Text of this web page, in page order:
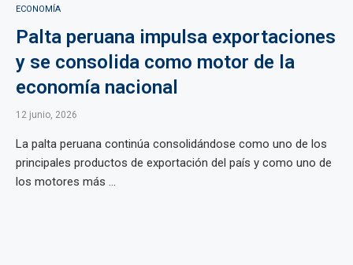
ECONOMÍA
Palta peruana impulsa exportaciones
y se consolida como motor de la
economía nacional
12 junio, 2026
La palta peruana continúa consolidándose como uno de los
principales productos de exportación del país y como uno de
los motores más ...